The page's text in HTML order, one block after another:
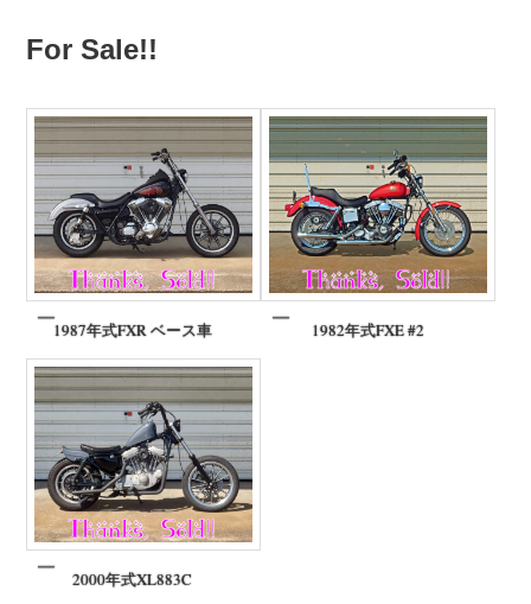
For Sale!!
1987年式FXR ベース車 1982年式FXE #2
2000年式XL883C